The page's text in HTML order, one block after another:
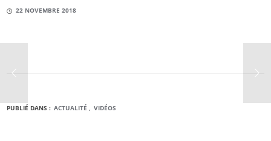
22 NOVEMBRE 2018
PUBLIÉ DANS : ACTUALITÉ VIDÉOS